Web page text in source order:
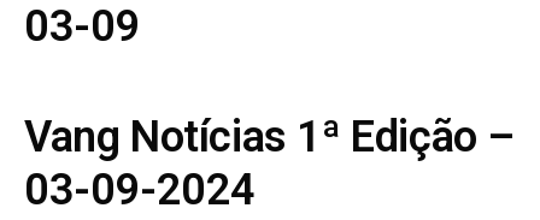
03-09
Vang Notícias 1ª Edição –
03-09-2024